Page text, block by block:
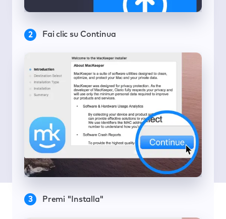
Fai clic su Continua
Premi "Installa"